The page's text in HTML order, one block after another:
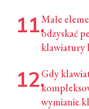
Małe
odzyskać
klawiatury
Gdy
wymianie